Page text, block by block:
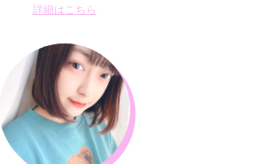
詳細はこちら